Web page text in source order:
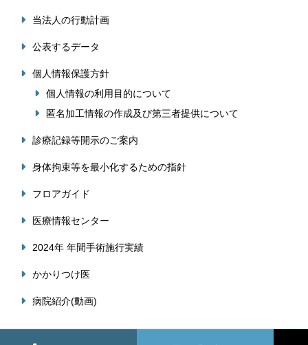
当法人の行動計画
公表するデータ
個人情報保護方針
個人情報の利用目的について
匿名加工情報の作成及び第三者提供について
診療記録等開示のご案内
身体拘束等を最小化するための指針
フロアガイド
医療情報センター
2024年 年間手術施行実績
かかりつけ医
病院紹介(動画)